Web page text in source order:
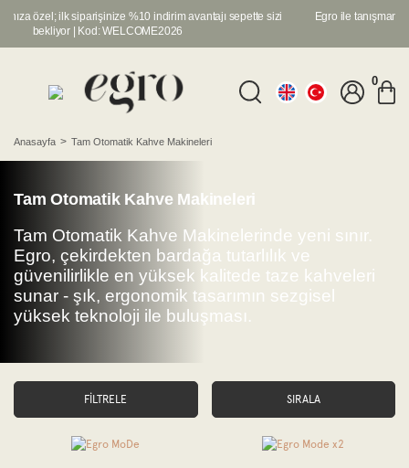
özel; ilk siparişinize %10 indirim avantajı sepette sizi
bekliyor | Kod: WELCOME2026
Egro ile
0
Anasayfa Tam Otomatik Kahve Makineleri
Tam Otomatik Kahve Makineleri
Tam Otomatik Kahve Makinelerinde yeni sınır.
Egro, çekirdekten bardağa tutarlılık ve
güvenilirlikle en yüksek kalitede taze kahveleri
sunar - şık, ergonomik tasarımın sezgisel
yüksek teknoloji ile buluşması.
FİLTRELE SIRALA